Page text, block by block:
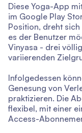
Diese Yoga-App
im Google Play
Position, dreht
es der Benutzer
Vinyasa - drei
variierenden
Infolgedessen
Genesung von
praktizieren. Die
flexibel, mit einer
Access-